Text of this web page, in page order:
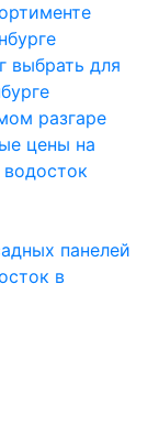
выбрать для
разгаре
цены на
панелей
в